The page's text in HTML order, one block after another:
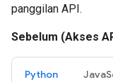
panggilan API.
Sebelum (Akses
Python